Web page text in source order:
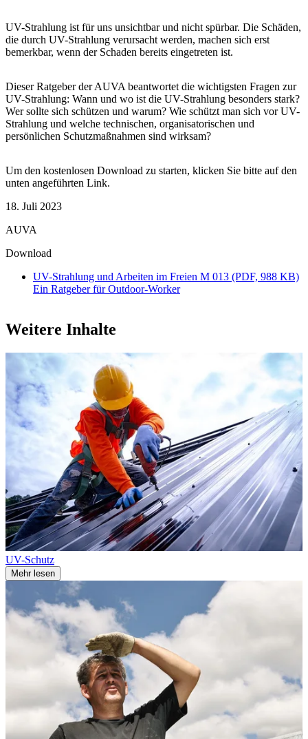
UV-Strahlung ist für uns unsichtbar und nicht spürbar. Die Schäden,
die durch UV-Strahlung verursacht werden, machen sich erst
bemerkbar, wenn der Schaden bereits eingetreten ist.
Dieser Ratgeber der AUVA beantwortet die wichtigsten Fragen zur
UV-Strahlung: Wann und wo ist die UV-Strahlung besonders stark?
Wer sollte sich schützen und warum? Wie schützt man sich vor UV-
Strahlung und welche technischen, organisatorischen und
persönlichen Schutzmaßnahmen sind wirksam?
Um den kostenlosen Download zu starten, klicken Sie bitte auf den
unten angeführten Link.
18. Juli 2023
AUVA
Download
UV-Strahlung und Arbeiten im Freien M 013 (PDF, 988 KB)
Ein Ratgeber für Outdoor-Worker
Weitere Inhalte
UV-Schutz
Mehr lesen